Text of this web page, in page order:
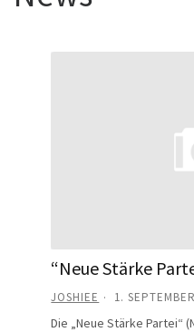
“Neue Stärke
JOSHIEE 1.
Die „Neue Stärke Partei“